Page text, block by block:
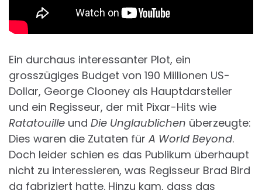
Ein durchaus interessanter Plot, ein
grosszügiges Budget von 190 Millionen US-
Dollar, George Clooney als Hauptdarsteller
und ein Regisseur, der mit Pixar-Hits wie
Ratatouille und Die Unglaublichen überzeugte:
Dies waren die Zutaten für A World Beyond.
Doch leider schien es das Publikum überhaupt
nicht zu interessieren, was Regisseur Brad Bird
da fabriziert hatte. Hinzu kam, dass das